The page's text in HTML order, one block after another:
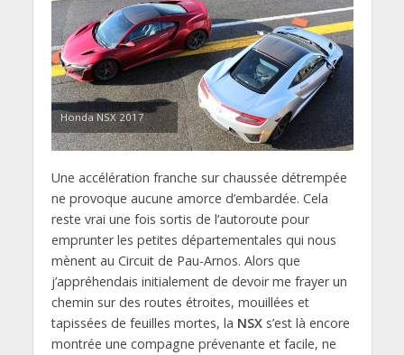
Honda NSX 2017
Une accélération franche sur chaussée détrempée
ne provoque aucune amorce d’embardée. Cela
reste vrai une fois sortis de l’autoroute pour
emprunter les petites départementales qui nous
mènent au Circuit de Pau-Arnos. Alors que
j’appréhendais initialement de devoir me frayer un
chemin sur des routes étroites, mouillées et
tapissées de feuilles mortes, la NSXs’est là encore
montrée une compagne prévenante et facile, ne